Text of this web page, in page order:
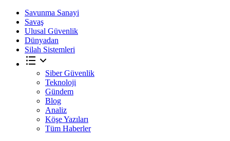
Savunma Sanayi
Savaş
Ulusal Güvenlik
Dünyadan
Silah Sistemleri
Siber Güvenlik
Teknoloji
Gündem
Blog
Analiz
Köşe Yazıları
Tüm Haberler